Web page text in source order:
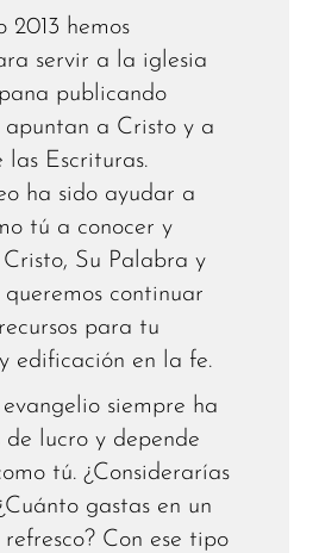
2013 hemos
servir a la iglesia
publicando
apuntan a Cristo y a
Escrituras.
ha sido ayudar a
tú a conocer y
Su Palabra y
continuar
para tu
edificación en la fe.
siempre ha
de lucro y depende
tú. ¿Considerarías
gastas en un
Con ese tipo